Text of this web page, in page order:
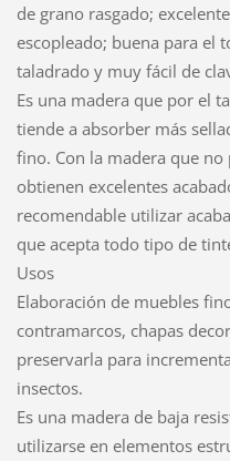
de grano rasgado;
escopleado; buena para el
taladrado y muy fácil de
Es una madera que por el
tiende a absorber más
fino. Con la madera que
obtienen excelentes
recomendable utilizar
que acepta todo tipo de
Usos
Elaboración de muebles
contramarcos, chapas
preservarla para
insectos.
Es una madera de baja
utilizarse en elementos